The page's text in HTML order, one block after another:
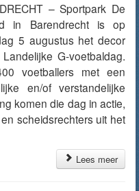
– Sportpark De
in Barendrecht is op
5 augustus het decor
G-voetbaldag.
voetballers met een
en/of verstandelijke
komen die dag in actie,
scheidsrechters uit het
Lees meer